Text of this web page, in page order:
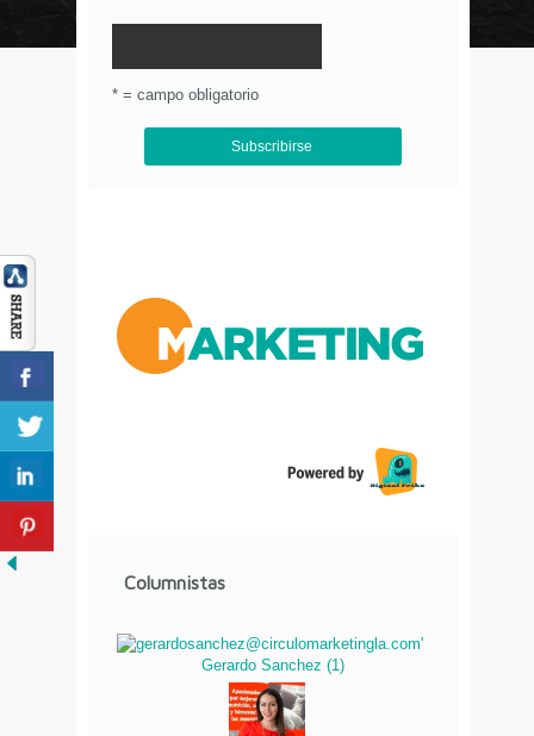
* = campo obligatorio
Columnistas
Gerardo Sanchez (1 )
© Circulo Marketing 2016. Todos los derechos
reservados.
Aviso de Privacidad